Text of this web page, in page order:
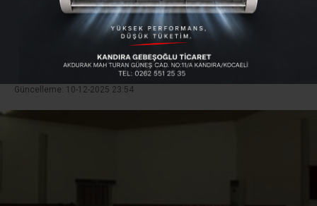
Kandıra Belediye Başkanı Cengiz Kan Turan
Güneş Kültür Sitesinde
Güncelleme: 10-12-2025 23:54